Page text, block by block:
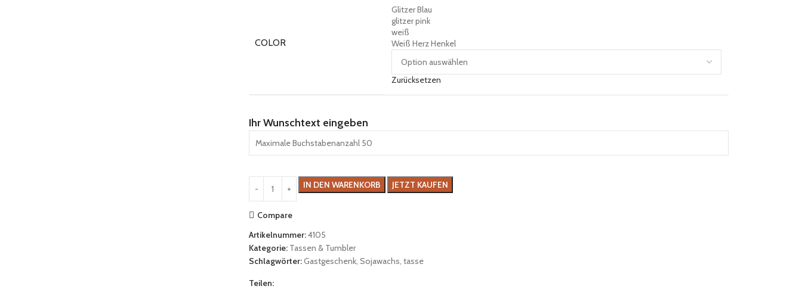
COLOR
Glitzer Blau
glitzer pink
weiß
Weiß Herz Henkel
Zurücksetzen
Ihr Wunschtext eingeben
IN DEN WARENKORB JETZT KAUFEN
Compare
Artikelnummer:4105
Kategorie: Tassen & Tumbler
Schlagwörter:Gastgeschenk, Sojawachs, tasse
Teilen: